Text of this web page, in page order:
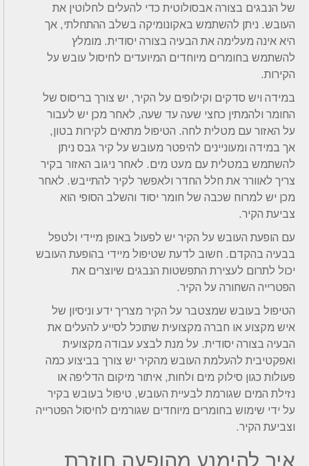
של הנבגים בצורה אבסולוטית כדי להעלים לחלוטין את
העובש. ניתן להשתמש באקונומיקה בשלב ההתחלתי, אך
היא אינה מעלימה את הבעיה בצורה יסודית. מומלץ
להשתמש בחומרים מיוחדים המיועדים לחיסול עובש על
הקירות.
במידה ויש סדקים וקילופים על הקיר, יש צורך בריסוס של
החומר ולהמתין כחצי שעה עד שעה, לאחר מכן יש לעבור
על האזור עם מטלית לחה. הטיפול מתאים לקירות בטון,
אך במידה ומעוניינים להיפטר מעובש על קיר גבס ניתן
להשתמש במטלית עם מעט מים. לאחר ניגוב האזור בקיר
צריך לאוורר את חלל החדר ולאפשר לקיר להתייבש. לאחר
מכן יש למרוח שכבה של חומר יסוד והשלב הסופי הוא
צביעת הקיר.
עם הופעת העובש על הקיר יש לפעול באופן מיידי ולטפל
בבעיה בהקדם. חשוב לדעת שטיפול מיידי בהופעת העובש
יכול לתרום לעצירת התפשטות הנבגים שיוצרים את
הפטרייה השחורה על הקיר.
הטיפול בעובש שמצטבר על הקיר מצריך ידע וניסיון של
איש מקצוע או חברה מקצועית שתוכל לסייע להעלים את
הבעיה בצורה יסודית. על מנת לבצע עבודה מקצועית
ואפקטיבית להעלמת העובש מהקיר יש צורך בביצוע כמה
פעולות כגון סילוק מים ולחות, איתור מיקום הדליפה או
נזילת המים שגורמת לבעיית העובש, טיפול בעובש בקיר
על ידי שימוש בחומרים מיוחדים שגורמים לחיסול הפטרייה
וצביעת הקיר.
איך להימנע מהופעה חוזרת